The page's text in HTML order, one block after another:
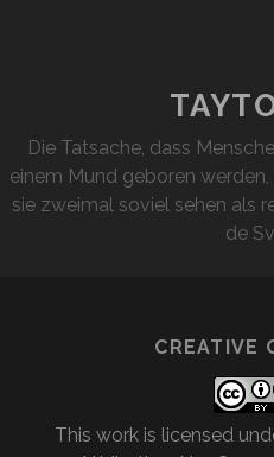
Die Tatsache, dass
einem Mund geboren
sie zweimal soviel sehen als
de
CREATIVE
This work is licensed